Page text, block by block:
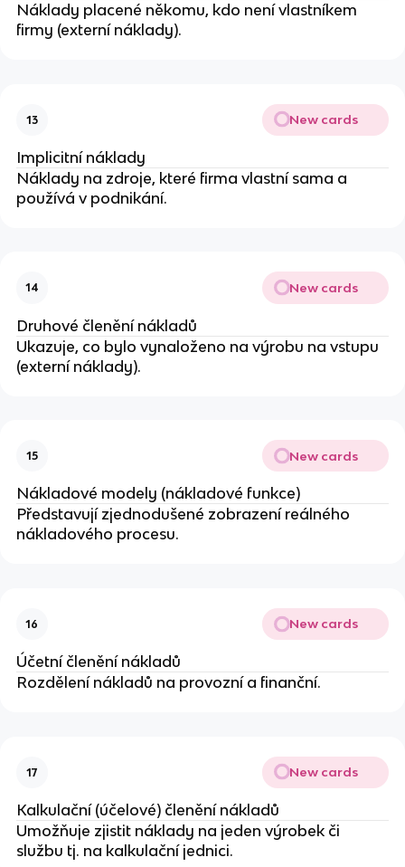
Náklady placené někomu, kdo není vlastníkem
firmy (externí náklady).
13 New cards
Implicitní náklady
Náklady na zdroje, které firma vlastní sama a
používá v podnikání.
14 New cards
Druhové členění nákladů
Ukazuje, co bylo vynaloženo na výrobu na vstupu
(externí náklady).
15 New cards
Nákladové modely (nákladové funkce)
Představují zjednodušené zobrazení reálného
nákladového procesu.
16 New cards
Účetní členění nákladů
Rozdělení nákladů na provozní a finanční.
17 New cards
Kalkulační (účelové) členění nákladů
Umožňuje zjistit náklady na jeden výrobek či
službu tj. na kalkulační jednici.